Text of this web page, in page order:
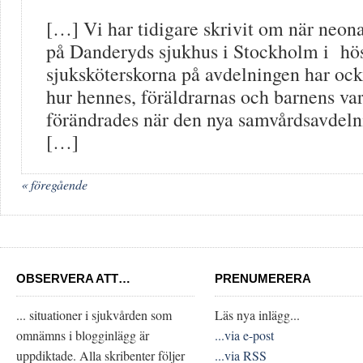
[…] Vi har tidigare skrivit om när
på Danderyds sjukhus i Stockholm i
sjuksköterskorna på avdelningen har
hur hennes, föräldrarnas och barnens
förändrades när den nya
[…]
« föregående
OBSERVERA ATT…
... situationer i sjukvården som
omnämns i blogginlägg är
uppdiktade. Alla skribenter följer
PRENUMERERA
Läs nya inlägg...
...via e-post
...via RSS